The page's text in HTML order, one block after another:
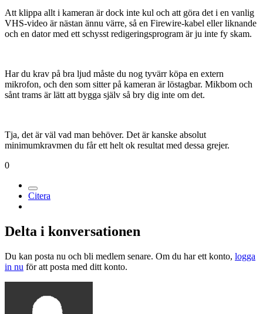
Att klippa allt i kameran är dock inte kul och att göra det i en vanlig
VHS-video är nästan ännu värre, så en Firewire-kabel eller liknande
och en dator med ett schysst redigeringsprogram är ju inte fy skam.
Har du krav på bra ljud måste du nog tyvärr köpa en extern
mikrofon, och den som sitter på kameran är löstagbar. Mikbom och
sånt trams är lätt att bygga själv så bry dig inte om det.
Tja, det är väl vad man behöver. Det är kanske absolut
minimumkravmen du får ett helt ok resultat med dessa grejer.
0
Citera
Delta i konversationen
Du kan posta nu och bli medlem senare. Om du har ett konto, logga
in nu för att posta med ditt konto.